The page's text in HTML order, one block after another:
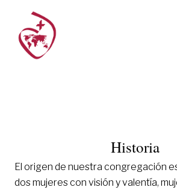
Historia
El origen de nuestra congregación
dos mujeres con visión y valentía,